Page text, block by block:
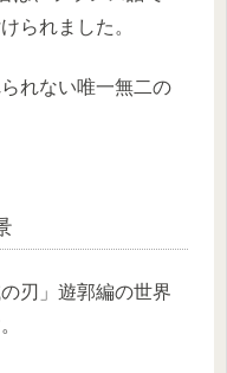
られました。
れない唯一無二の
刃」遊郭編の世界